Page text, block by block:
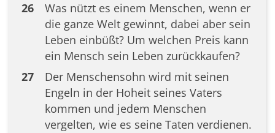
26
Was nützt es einem Menschen, wenn er
die ganze Welt gewinnt, dabei aber sein
Leben einbüßt? Um welchen Preis kann
ein Mensch sein Leben zurückkaufen?
27
Der Menschensohn wird mit seinen
Engeln in der Hoheit seines Vaters
kommen und jedem Menschen
vergelten, wie es seine Taten verdienen.